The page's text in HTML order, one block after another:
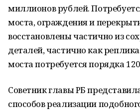
миллионов рублей.
моста, ограждения и
восстановлены частично из
деталей, частично как
моста потребуется порядка
Советник главы РБ
способов реализации